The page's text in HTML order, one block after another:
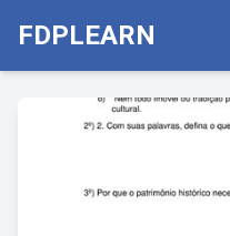
FDPLEARN